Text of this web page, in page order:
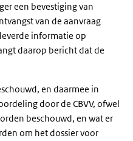
een bevestiging van
van de aanvraag
informatie op
daarop bericht dat de
en daarmee in
door de CBVV, ofwel
beschouwd, en wat er
om het dossier voor